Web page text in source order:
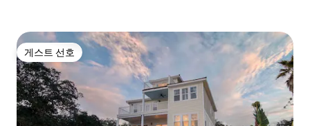
게스트 선호
게스트 선호